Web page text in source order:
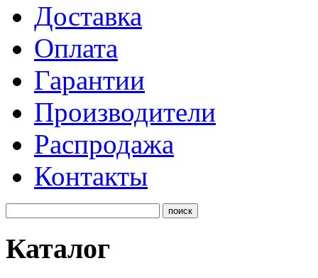
Доставка
Оплата
Гарантии
Производители
Распродажа
Контакты
Каталог